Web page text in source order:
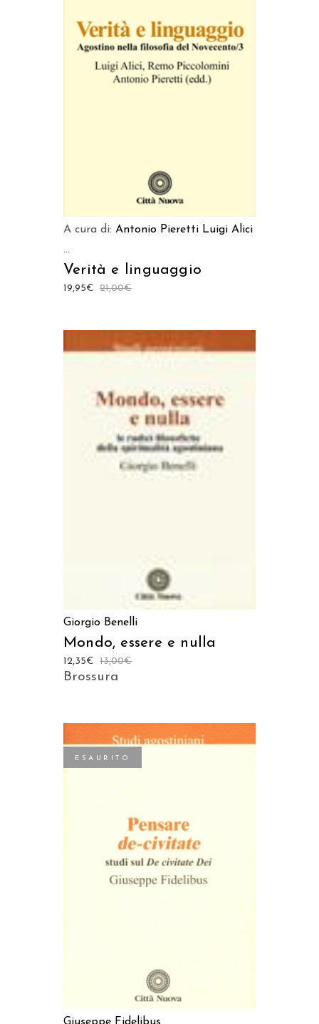
AGGIUNGI AL CARRELLO
A cura di: Antonio Pieretti Luigi Alici
...
Verità e linguaggio
21,00€
19,95€
AGGIUNGI AL CARRELLO
Giorgio Benelli
Mondo, essere e nulla
13,00€
12,35€
Brossura
ESAURITO
LEGGI TUTTO